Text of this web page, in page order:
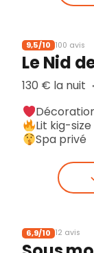
9,5/10 100 avis
Le Nid
130 € la nuit
Lit kig-size
Spa privé
6,9/10 12 avis